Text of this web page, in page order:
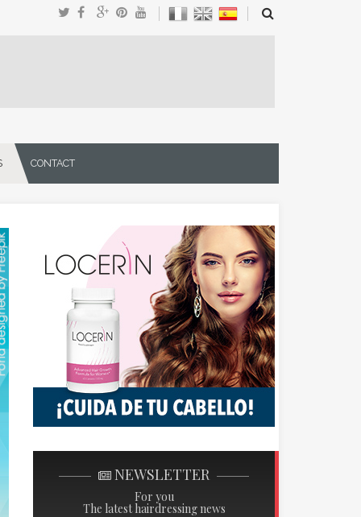
CONTACT
NEWSLETTER
For you
The latest hairdressing news